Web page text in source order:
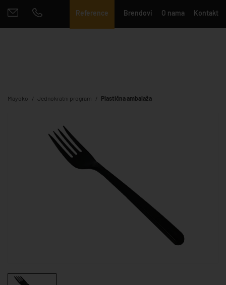
Reference Brendovi O nama Kontakt
Mayoko Jednokratni program Plastična ambalaža